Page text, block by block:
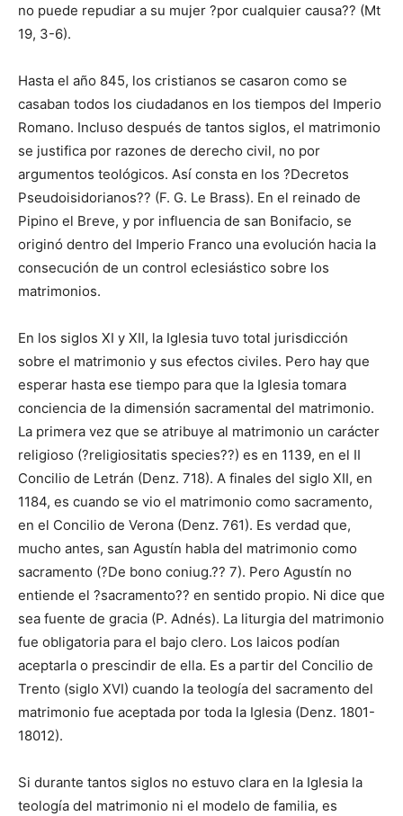
no puede repudiar a su mujer ?por cualquier causa?? (Mt
19, 3-6).
Hasta el año 845, los cristianos se casaron como se
casaban todos los ciudadanos en los tiempos del Imperio
Romano. Incluso después de tantos siglos, el matrimonio
se justifica por razones de derecho civil, no por
argumentos teológicos. Así consta en los ?Decretos
Pseudoisidorianos?? (F. G. Le Brass). En el reinado de
Pipino el Breve, y por influencia de san Bonifacio, se
originó dentro del Imperio Franco una evolución hacia la
consecución de un control eclesiástico sobre los
matrimonios.
En los siglos XI y XII, la Iglesia tuvo total jurisdicción
sobre el matrimonio y sus efectos civiles. Pero hay que
esperar hasta ese tiempo para que la Iglesia tomara
conciencia de la dimensión sacramental del matrimonio.
La primera vez que se atribuye al matrimonio un carácter
religioso (?religiositatis species??) es en 1139, en el II
Concilio de Letrán (Denz. 718). A finales del siglo XII, en
1184, es cuando se vio el matrimonio como sacramento,
en el Concilio de Verona (Denz. 761). Es verdad que,
mucho antes, san Agustín habla del matrimonio como
sacramento (?De bono coniug.?? 7). Pero Agustín no
entiende el ?sacramento?? en sentido propio. Ni dice que
sea fuente de gracia (P. Adnés). La liturgia del matrimonio
fue obligatoria para el bajo clero. Los laicos podían
aceptarla o prescindir de ella. Es a partir del Concilio de
Trento (siglo XVI) cuando la teología del sacramento del
matrimonio fue aceptada por toda la Iglesia (Denz. 1801-
18012).
Si durante tantos siglos no estuvo clara en la Iglesia la
teología del matrimonio ni el modelo de familia, es